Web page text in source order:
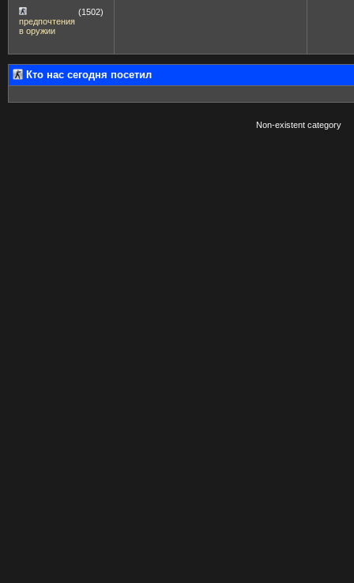
предпочтения
в оружии
(1502)
Кто нас сегодня посетил
Non-existent category